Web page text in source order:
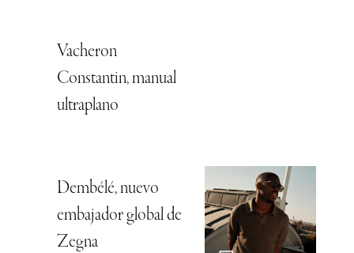
Vacheron
Constantin, manual
ultraplano
Dembélé, nuevo
embajador global de
Zegna